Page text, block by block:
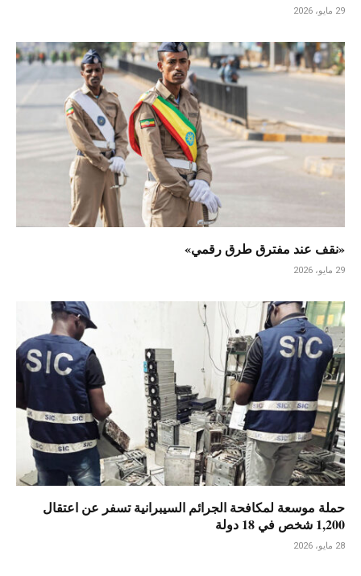
29 مايو، 2026
«نقف عند مفترق طرق رقمي»
29 مايو، 2026
حملة موسعة لمكافحة الجرائم السيبرانية تسفر عن اعتقال
1,200 شخص في 18 دولة
28 مايو، 2026